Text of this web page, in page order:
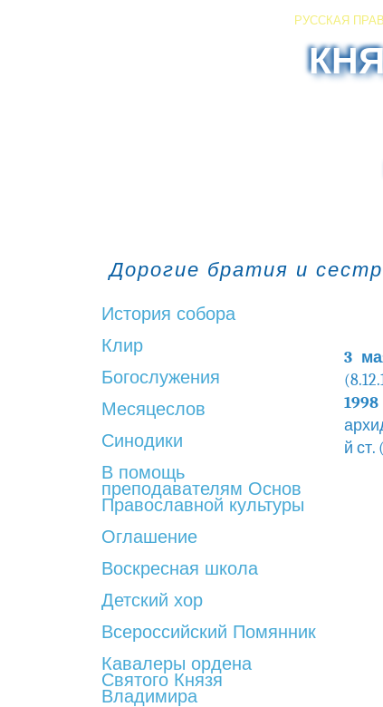
РУССКАЯ
Дорогие братия и
История собора
Клир
Богослужения
Месяцеслов
Синодики
В помощь
преподавателям Основ
Православной культуры
Оглашение
Воскресная школа
Детский хор
Всероссийский Помянник
Кавалеры ордена
Святого Князя
Владимира
3
й